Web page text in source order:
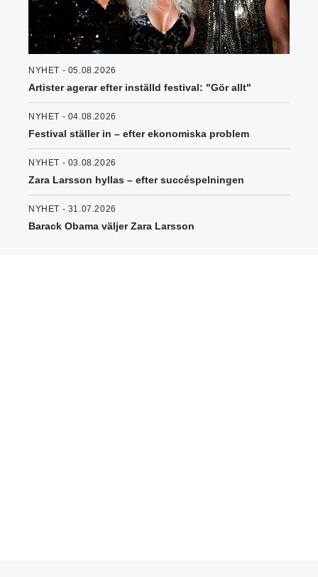
NYHET - 05.08.2026
Artister agerar efter inställd festival: "Gör allt"
NYHET - 04.08.2026
Festival ställer in – efter ekonomiska problem
NYHET - 03.08.2026
Zara Larsson hyllas – efter succéspelningen
NYHET - 31.07.2026
Barack Obama väljer Zara Larsson